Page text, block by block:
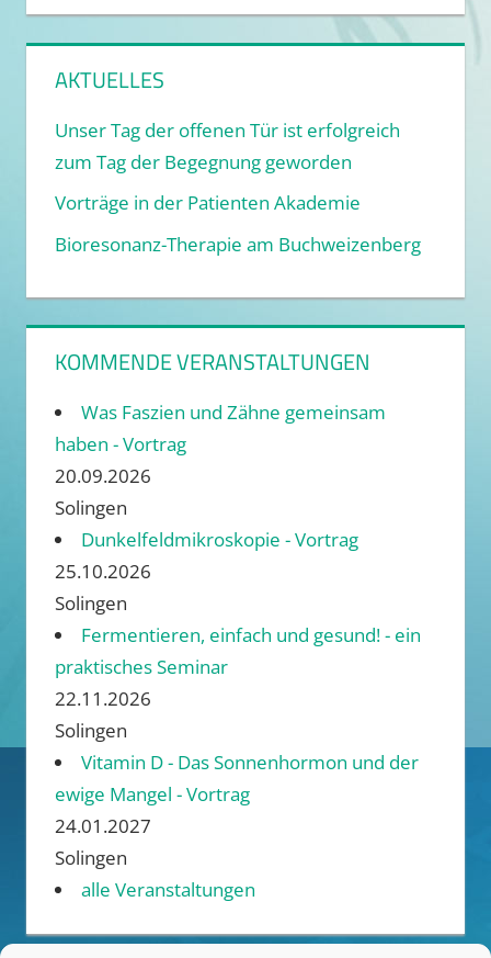
AKTUELLES
Unser Tag der offenen Tür ist erfolgreich
zum Tag der Begegnung geworden
Vorträge in der Patienten Akademie
Bioresonanz-Therapie am Buchweizenberg
KOMMENDE VERANSTALTUNGEN
Was Faszien und Zähne gemeinsam
haben - Vortrag
20.09.2026
Solingen
Dunkelfeldmikroskopie - Vortrag
25.10.2026
Solingen
Fermentieren, einfach und gesund! - ein
praktisches Seminar
22.11.2026
Solingen
Vitamin D - Das Sonnenhormon und der
ewige Mangel - Vortrag
24.01.2027
Solingen
alle Veranstaltungen